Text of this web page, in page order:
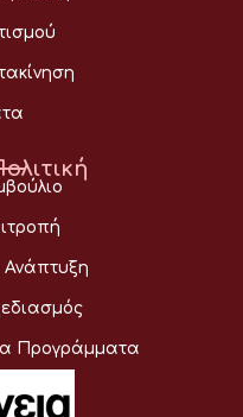
Ανάπτυξη
Προγράμματα